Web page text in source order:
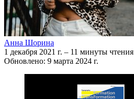
Анна Шорина
1 декабря 2021 г. – 11 минуты чтения
Обновлено: 9 марта 2024 г.